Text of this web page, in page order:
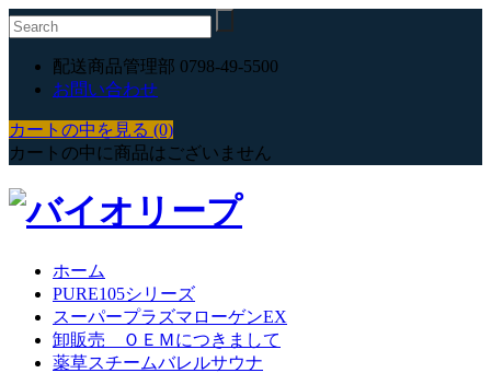
配送商品管理部 0798-49-5500
お問い合わせ
カートの中を見る (0)
カートの中に商品はございません
ホーム
PURE105シリーズ
スーパープラズマローゲンEX
卸販売 ＯＥＭにつきまして
薬草スチームバレルサウナ